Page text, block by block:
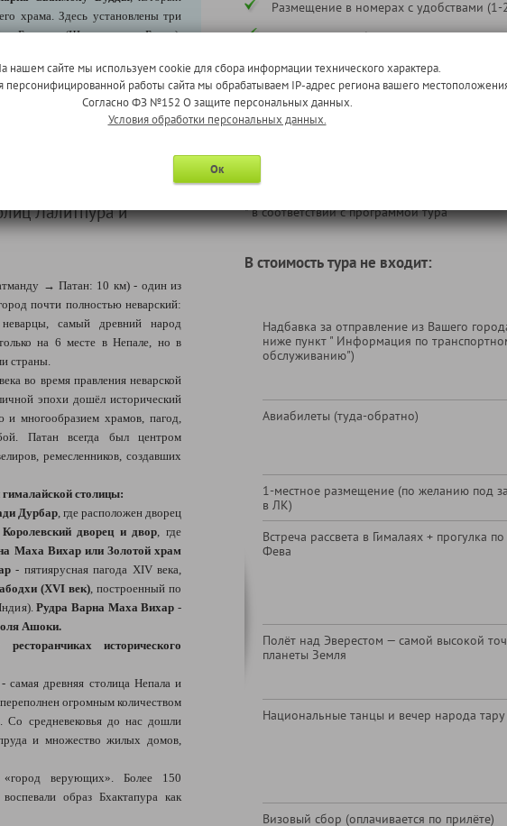
храма. Здесь установлены три
Будда (Шакьямуни Будда),
бодхисаттва бесконечного
махасиддха из
буддизме как «драгоценный
Лалитпура и
→ Патан: 10 км) - один из
почти полностью неварский:
самый древний народ
на 6 месте в Непале, но в
страны.
во время правления неварской
эпохи дошёл исторический
многообразием храмов, пагод,
Патан всегда был центром
ремесленников, создавших
столицы:
Дурбар , где расположен дворец
Королевский дворец и двор , где
Маха Вихар или Золотой храм
- пятиярусная пагода XIV века,
(XVI век) , построенный по
Рудра Варна Маха Вихар -
Ашоки.
исторического
древняя столица Непала и
огромным количеством
Со средневековья до нас дошли
и множество жилых домов,
«город верующих». Более 150
образ Бхактапура как
Размещение в номерах с удобствами
Транспортное обслуживание по
Питание по программе;
Экскурсии по программе;
Страхование путешественника (см.
* в соответствии с программой тура
В стоимость тура не входит:
Надбавка за отправление из Вашего
ниже пункт " Информация по
обслуживанию")
Авиабилеты (туда-обратно)
1-местное размещение (по желанию под
в ЛК)
Встреча рассвета в Гималаях + прогулка
Фева
Полёт над Эверестом — самой высокой
планеты Земля
Национальные танцы и вечер народа тару
Визовый сбор (оплачивается по прилёте)
нашем сайте мы используем cookie для сбора информации технического характера.
персонифицированной работы сайта мы обрабатываем IP-адрес региона вашего
Согласно ФЗ №152 О защите персональных данных.
Условия обработки персональных данных.
Ок